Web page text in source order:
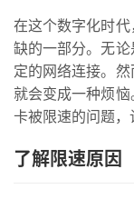
在这个数字化时
缺的一部分。无
定的网络连接。
就会变成一种烦
卡被限速的问题，
了解限速原因